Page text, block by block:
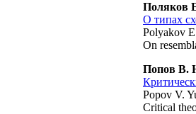
Поляков
О типах
Polyakov
On
Попов В.
Popov V.
Critical